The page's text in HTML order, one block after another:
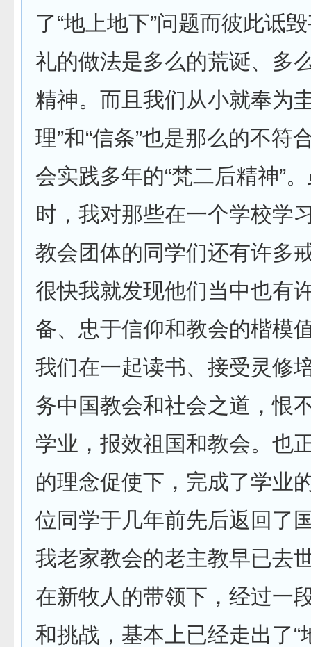
了“地上地下”问题而彼此诋
礼的做法是多么的荒诞、多
精神。而且我们从小就奉为
理”和“信条”也是那么的不符
会实践多年的“梵二后精神”
时，我对那些在一个学校学
教会团体的同学们还有许多
很快我就发现他们当中也有
备、忠于信仰和教会的楷模
我们在一起读书、接受灵修
务中国教会和社会之道，恨
学业，报效祖国和教会。也
的理念促使下，完成了学业
位同学于几年前先后返回了
我老家教会的老主教早已去
在新牧人的带领下，经过一
和挑战，基本上已经走出了“